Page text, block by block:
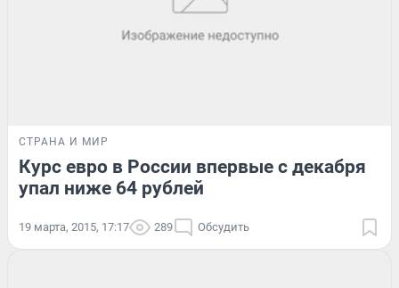
СТРАНА И МИР
Курс евро в России впервые с декабря
упал ниже 64 рублей
19 марта, 2015, 17:17 289 Обсудить